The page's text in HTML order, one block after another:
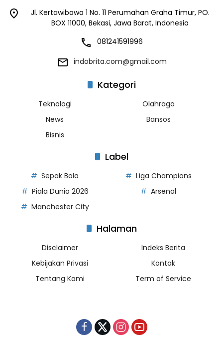
Jl. Kertawibawa 1 No. 11 Perumahan Graha Timur, PO.
BOX 11000, Bekasi, Jawa Barat, Indonesia
081241591996
indobrita.com@gmail.com
Kategori
Teknologi
Olahraga
News
Bansos
Bisnis
Label
Sepak Bola
Liga Champions
Piala Dunia 2026
Arsenal
Manchester City
Halaman
Disclaimer
Indeks Berita
Kebijakan Privasi
Kontak
Tentang Kami
Term of Service